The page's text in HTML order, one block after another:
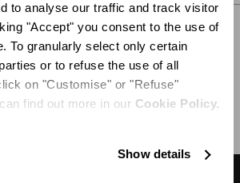
to analyse our traffic and track visitor
"Accept" you consent to the use of
To granularly select only certain
or to refuse the use of all
on "Customise" or "Refuse"
find out more in our Cookie Policy.
Show details
AIDE